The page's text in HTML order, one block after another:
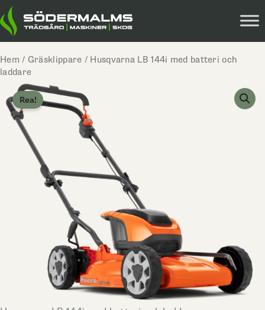
Hoppa
till
innehåll
Hem / Gräsklippare / Husqvarna LB 144i med batteri och
laddare
Rea!